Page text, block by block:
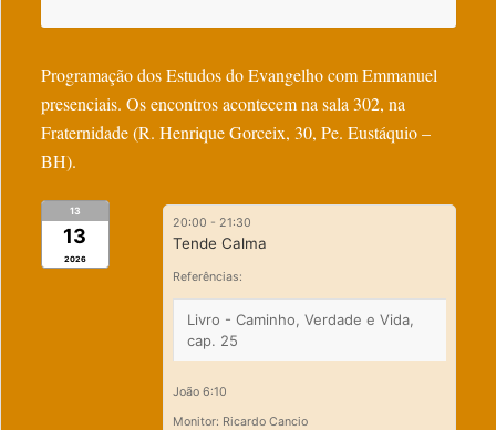
Programação dos Estudos do Evangelho com Emmanuel
presenciais. Os encontros acontecem na sala 302, na
Fraternidade (R. Henrique Gorceix, 30, Pe. Eustáquio –
BH).
13
13
2026
20:00 - 21:30
Tende Calma
Referências:
Livro - Caminho, Verdade e Vida,
cap. 25
João 6:10
Monitor: Ricardo Cancio